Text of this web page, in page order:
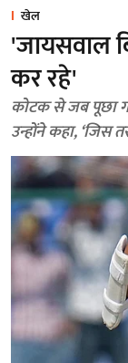
खेल
'जायसवाल
कर रहे'
कोटक से जब पूछा
उन्होंने कहा, ‘जिस